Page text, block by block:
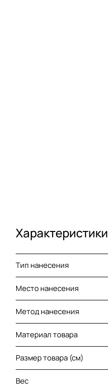
Характеристики
Тип нанесения
Место нанесения
Метод нанесения
Материал товара
Размер товара (см)
Вес